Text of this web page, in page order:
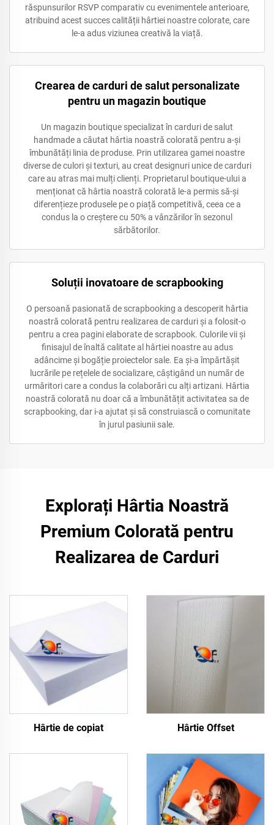
răspunsurilor RSVP comparativ cu evenimentele anterioare,
atribuind acest succes calității hârtiei noastre colorate, care
le-a adus viziunea creativă la viață.
Crearea de carduri de salut personalizate
pentru un magazin boutique
Un magazin boutique specializat în carduri de salut
handmade a căutat hârtia noastră colorată pentru a-și
îmbunătăți linia de produse. Prin utilizarea gamei noastre
diverse de culori și texturi, au creat designuri unice de carduri
care au atras mai mulți clienți. Proprietarul boutique-ului a
menționat că hârtia noastră colorată le-a permis să-și
diferențieze produsele pe o piață competitivă, ceea ce a
condus la o creștere cu 50% a vânzărilor în sezonul
sărbătorilor.
Soluții inovatoare de scrapbooking
O persoană pasionată de scrapbooking a descoperit hârtia
noastră colorată pentru realizarea de carduri și a folosit-o
pentru a crea pagini elaborate de scrapbook. Culorile vii și
finisajul de înaltă calitate al hârtiei noastre au adus
adâncime și bogăție proiectelor sale. Ea și-a împărtășit
lucrările pe rețelele de socializare, câștigând un număr de
urmăritori care a condus la colaborări cu alți artizani. Hârtia
noastră colorată nu doar că a îmbunătățit activitatea sa de
scrapbooking, dar i-a ajutat și să construiască o comunitate
în jurul pasiunii sale.
Explorați Hârtia Noastră
Premium Colorată pentru
Realizarea de Carduri
Hârtie de copiat Hârtie Offset